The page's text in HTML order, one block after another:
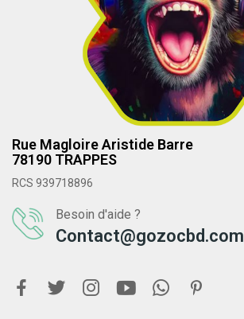
Rue Magloire Aristide Barre
78190 TRAPPES
RCS 939718896
Besoin d'aide ?
Contact@gozocbd.com